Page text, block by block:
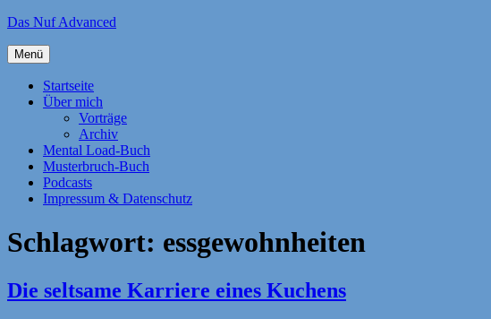
Zum
springen
Das Nuf Advanced
Menü
Startseite
Über mich
Vorträge
Archiv
Mental Load-Buch
Musterbruch-Buch
Podcasts
Impressum & Datenschutz
Schlagwort: essgewohnheiten
Die seltsame Karriere eines Kuchens